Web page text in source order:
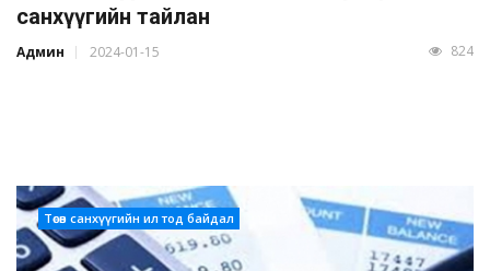
санхүүгийн тайлан
Админ 2024-01-15 824
Төсөв санхүүгийн ил тод байдал